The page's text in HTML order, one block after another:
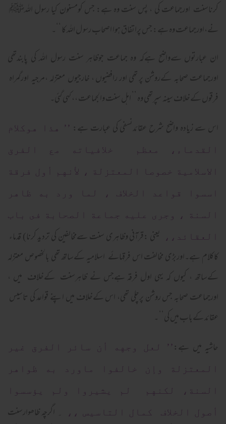
کرناسنت اورجماعت کی ، پس سنت وہ ہے: جس کومسنون کیا رسول اللہﷺ
نے،اورجماعت وہ ہے: جس پراتفاق ہوا اصحاب رسو ل اللہ کا ‘‘۔
ان عبارتوں سےواضح ہےکہ وہ جماعت جوظاہر سنت رسول اللہ کی پابندتھی
اورجماعت صحابہ کےروشن پر تھی اور رافضیوں ، خارجیوں معتزلہ ،مرجیہ اورگمراہ
فرقوں کےخلاف سینہ سپرتھی وہ ’’ اہل سنت والجماعت ،، کہی گئی۔
اس سے زیادہ واضح شرح عقائدنسفی کی عبارت ہے: ’’ هذا هوكلام
القدماء، معظم خلافياته مع الفرق
الاسلامية خصوصا المعتزلة ، لأنهم أول فرقة
اسسوا قواعد الخلاف ، لما ورد به ظاهر
السنة ، وجرى عليه جماعة الصحابة فى باب
العقائد،،
یعنی :قرآنی وظاہری سنت سےمخالفین کی تردید کرنا) قدماء
کاکلام ہے۔اوربڑی مخالفت اس فرقہائے اسلامیہ کےساتھ تھی بالخصوص معتزلہ
کےساتھ ، کیوں کہ یہی اول فرقہ ہےجس نے ظاہرسنت کےخلاف میں ،
اورجماعت صحابہ جس روشن پرچلی تھی، اس کےخلاف میں اپنے قواعد کی تاسیس
عقائد کےباب میں کی‘‘ ۔
حاشیہ میں ہے: ’’ لعل وجهه أن سائر الفرق غير
المعتزلة وإن خالفوا ماورد به ظواهر
السنة، لكنهم لم يشيروا ولم يؤسسوا
أصول الخلاف كمال التاسيس ،،
اگرچہ ظاھوارسنت